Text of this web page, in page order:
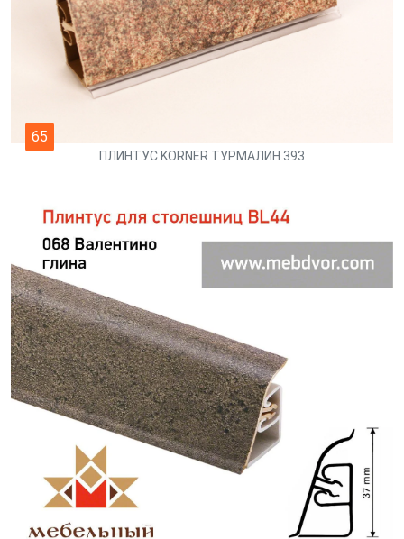
65
ПЛИНТУС KORNER ТУРМАЛИН 393